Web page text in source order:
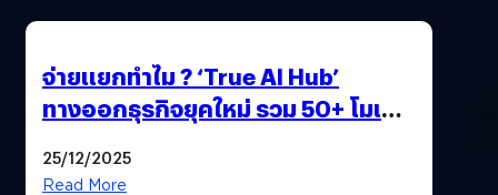
จ่ายแยกทำไม ? ‘True AI Hub’
ทางออกธุรกิจยุคใหม่ รวม 50+ โมเดล
25/12/2025
Read More